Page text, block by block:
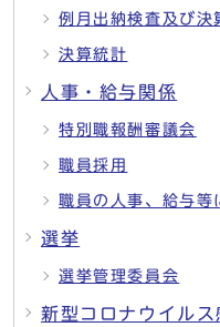
例月出納検査及び決
決算統計
人事・給与関係
特別職報酬審議会
職員採用
職員の人事、給与等
選挙
選挙管理委員会
新型コロナウイル